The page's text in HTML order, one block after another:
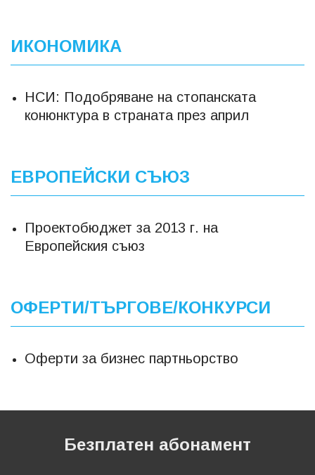
ИКОНОМИКА
НСИ: Подобряване на стопанската
конюнктура в страната през април
ЕВРОПЕЙСКИ СЪЮЗ
Проектобюджет за 2013 г. на
Европейския съюз
ОФЕРТИ/ТЪРГОВЕ/КОНКУРСИ
Оферти за бизнес партньорство
Безплатен абонамент